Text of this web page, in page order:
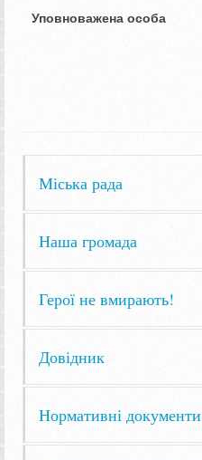
Уповноважена особа
Міська рада
Наша громада
Герої не вмирають!
Довідник
Нормативні документи